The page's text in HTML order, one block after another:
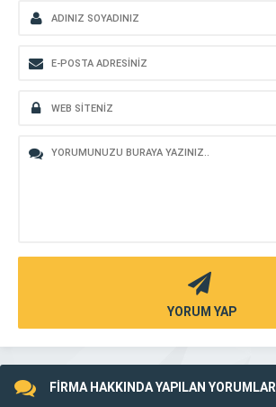
YORUM YAP
FİRMA HAKKINDA YAPILAN YORUMLAR